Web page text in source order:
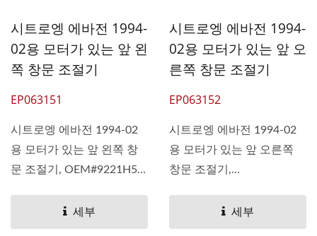
시트로엥 에바전 1994-
02용 모터가 있는 앞 왼
쪽 창문 조절기
EP063151
시트로엥 에바전 1994-02
용 모터가 있는 앞 왼쪽 창
문 조절기, OEM#9221H5
1484122080 1462445080
1484120080 1488560080
세부
시트로엥 에바전 1994-
02용 모터가 있는 앞 오
른쪽 창문 조절기
EP063152
시트로엥 에바전 1994-02
용 모터가 있는 앞 오른쪽
창문 조절기,
9222F5 922290FS
1484121080 1462444080
세부